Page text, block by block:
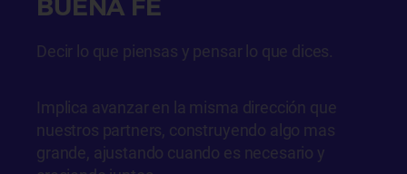
BUENA FE
Decir lo que piensas y pensar lo que dices.
Implica avanzar en la misma dirección que
nuestros partners, construyendo algo mas
grande, ajustando cuando es necesario y